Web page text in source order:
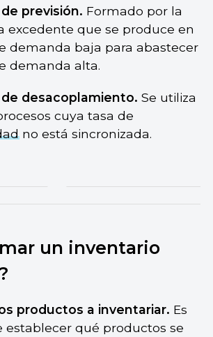
previsión. Formado por la
excedente que se produce en
demanda baja para abastecer
demanda alta.
desacoplamiento. Se utiliza
cuya tasa de
no está sincronizada.
un inventario
productos a inventariar. Es
establecer qué productos se